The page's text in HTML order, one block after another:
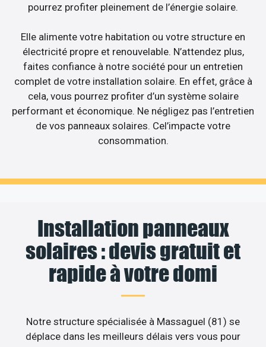
pourrez profiter pleinement de l’énergie solaire.
Elle alimente votre habitation ou votre structure en
électricité propre et renouvelable. N’attendez plus,
faites confiance à notre société pour un entretien
complet de votre installation solaire. En effet, grâce à
cela, vous pourrez profiter d’un système solaire
performant et économique. Ne négligez pas l’entretien
de vos panneaux solaires. Cel’impacte votre
consommation.
Installation panneaux
solaires : devis gratuit et
rapide à votre domi
Notre structure spécialisée à Massaguel (81) se
déplace dans les meilleurs délais vers vous pour